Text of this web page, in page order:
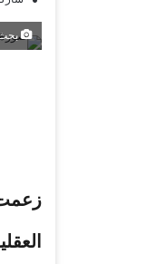
بحث